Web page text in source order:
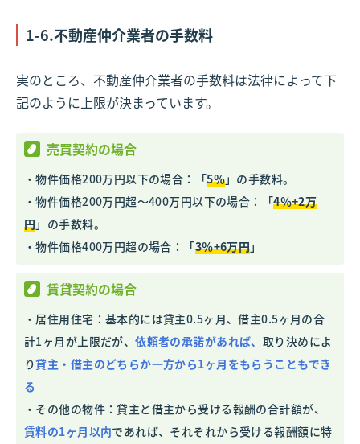
1-6.不動産仲介業者の手数料
実のところ、不動産仲介業者の手数料は法律によって下
記のように上限が決まっています。
売買契約の場合
・物件価格200万円以下の場合：「5％」の手数料。
・物件価格200万円超～400万円以下の場合：「4％+2万
円」の手数料。
・物件価格400万円超の場合：「3％+6万円」
賃貸契約の場合
・居住用住宅：基本的には貸主0.5ヶ月、借主0.5ヶ月の合
計1ヶ月が上限だが、依頼者の承諾があれば、 取り決めによ
り貸主・借主のどちらか一方から1ヶ月をもらうこともでき
る
・その他の物件：貸主と借主から受ける報酬の合計額が、
賃料の1ヶ月以内であれば、それぞれから受ける報酬額に特